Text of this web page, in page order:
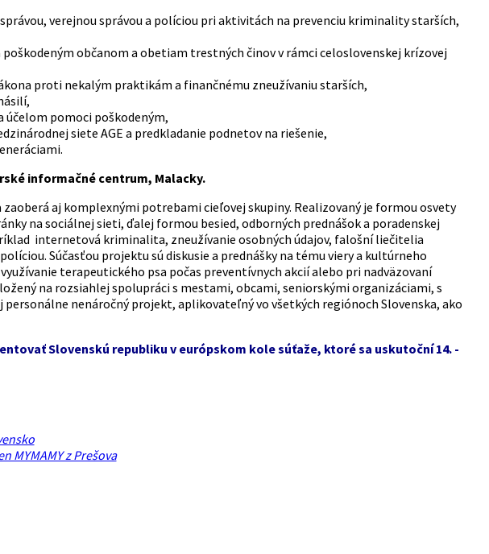
verejnou správou a políciou pri aktivitách na prevenciu kriminality starších,
občanom a obetiam trestných činov v rámci celoslovenskej krízovej
proti nekalým praktikám a finančnému zneužívaniu starších,
účelom pomoci poškodeným,
siete AGE a predkladanie podnetov na riešenie,
informačné centrum, Malacky.
aj komplexnými potrebami cieľovej skupiny. Realizovaný je formou osvety
na sociálnej sieti, ďalej formou besied, odborných prednášok a poradenskej
internetová kriminalita, zneužívanie osobných údajov, falošní liečitelia
Súčasťou projektu sú diskusie a prednášky na tému viery a kultúrneho
terapeutického psa počas preventívnych akcií alebo pri nadväzovaní
na rozsiahlej spolupráci s mestami, obcami, seniorskými organizáciami, s
nenáročný projekt, aplikovateľný vo všetkých regiónoch Slovenska, ako
Slovenskú republiku v európskom kole súťaže, ktoré sa uskutoční 14. -
MYMAMY z Prešova